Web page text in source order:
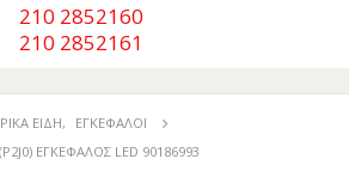
210 2852160
210 2852161
ΕΊΔΗ,
ΕΓΚΈΦΑΛΟΙ
ΕΓΚΕΦΑΛΟΣ LED 90186993